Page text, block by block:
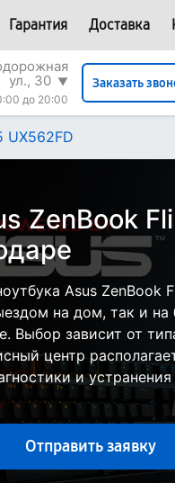
Гарантия Доставка
ул., 30 ▼
до 20:00
Заказать
UX562FD
ZenBook
Asus ZenBook
на дом, так и на
Выбор зависит от
центр
и устранения
Отправить заявку